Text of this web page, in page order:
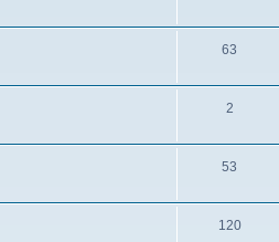
63
2
53
120